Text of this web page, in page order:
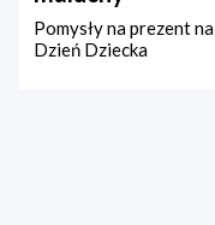
Pomysły na prezent na
Dzień Dziecka